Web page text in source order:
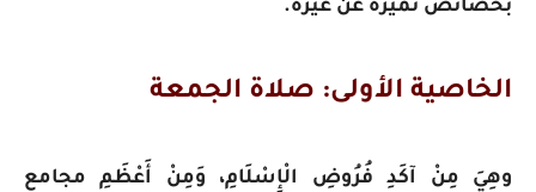
بخصائص تميزه عن غيره.
الخاصية الأولى: صلاة الجمعة
وهِيَ مِنْ آكَدِ فُرُوضِ الْإِسْلَامِ، وَمِنْ أَعْظَمِ مجامع